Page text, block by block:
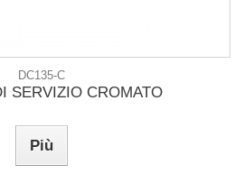
DC135-C
SERVIZIO CROMATO
Più